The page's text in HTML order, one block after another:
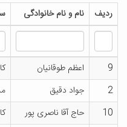
ردیف نام و نام خانوادگی
9 اعظم طوقانیان
2
جواد دقیق
10
حاج آقا ناصری پور